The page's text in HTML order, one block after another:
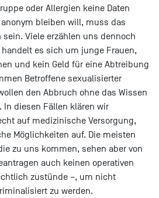
oder Allergien keine Daten
bleiben will, muss das
Viele erzählen uns dennoch
es sich um junge Frauen,
und kein Geld für eine Abtreibung
Betroffene sexualisierter
den Abbruch ohne das Wissen
In diesen Fällen klären wir
auf medizinische Versorgung,
Möglichkeiten auf. Die meisten
zu uns kommen, sehen aber von
auch keinen operativen
zustünde –, um nicht
zu werden.